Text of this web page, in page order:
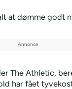
at dømme godt
The Athletic,
har fået